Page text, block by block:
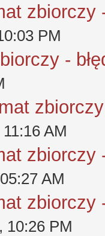
zbiorczy
PM
-
AM
zbiorczy
AM
zbiorczy
10:26 PM